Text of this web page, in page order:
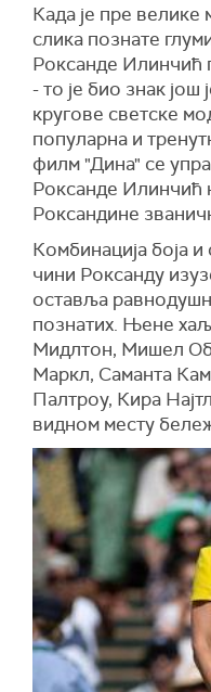
Када је пре
слика познате
Роксанде Илинчић
- то је био знак још
кругове светске
популарна и
филм "Дина" се
Роксанде Илинчић
Роксандине
Комбинација боја
чини Роксанду
оставља
познатих. Њене
Мидлтон, Мишел
Маркл, Саманта
Палтроу, Кира
видном месту